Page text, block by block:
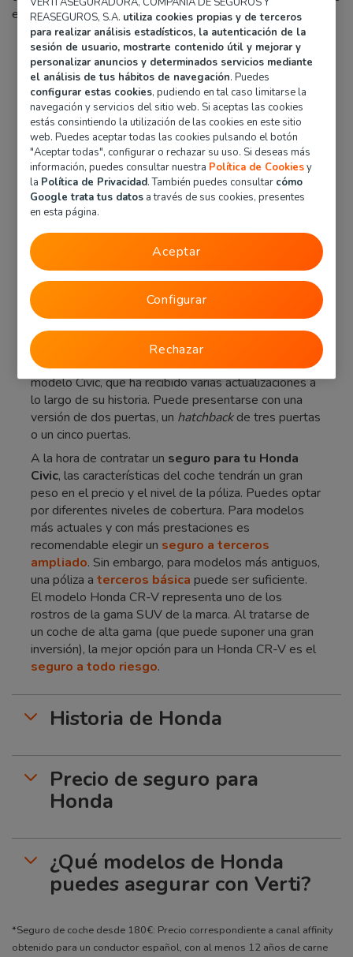
escogerel seguro que mejor se adapte a tus necesidades
Calcula el mejor precio con Verti
¿Cuál es el mejor seguro
para Honda?
Sin lugar a dudas, el buque insignia de la marca es el
modelo Civic, que ha recibido varias actualizaciones a
lo largo de su historia. Puede presentarse con una
versión de dos puertas, un hatchbackde tres puertas
o un cinco puertas.
A la hora de contratar un seguro para tu Honda
Civic, las características del coche tendrán un gran
peso en el precio y el nivel de la póliza. Puedes optar
por diferentes niveles de cobertura. Para modelos
más actuales y con más prestaciones es
recomendable elegir un seguro a terceros
ampliado. Sin embargo, para modelos más antiguos,
una póliza a terceros básica puede ser suficiente.
El modelo Honda CR-V representa uno de los
rostros de la gama SUV de la marca. Al tratarse de
un coche de alta gama (que puede suponer una gran
inversión), la mejor opción para un Honda CR-V es el
seguro a todo riesgo.
Historia de Honda
Precio de seguro para
Honda
¿Qué modelos de Honda
puedes asegurar con Verti?
*Seguro de coche desde 180€: Precio correspondiente a canal affinity
obtenido para un conductor español, con al menos 12 años de carne
REASEGUROS, S.A. utiliza cookies propias y de terceros
para realizar análisis estadísticos, la autenticación de la
sesión de usuario, mostrarte contenido útil y mejorar y
personalizar anuncios y determinados servicios mediante
el análisis de tus hábitos de navegación. Puedes
configurar estas cookies, pudiendo en tal caso limitarse la
navegación y servicios del sitio web. Si aceptas las cookies
estás consintiendo la utilización de las cookies en este sitio
web. Puedes aceptar todas las cookies pulsando el botón
"Aceptar todas", configurar o rechazar su uso. Si deseas más
información, puedes consultar nuestra Política de Cookiesy
la Política de Privacidad. También puedes consultar cómo
Google trata tus datos a través de sus cookies, presentes
en esta página.
Rechazar
Aceptar
Configurar